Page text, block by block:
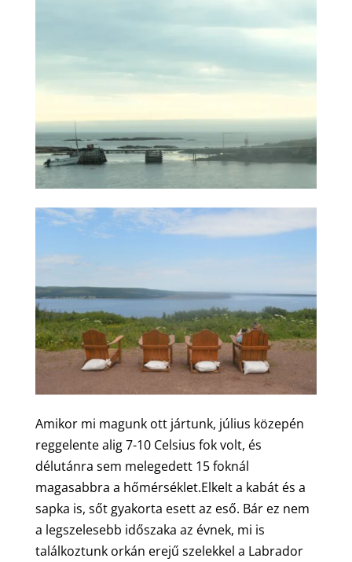
Amikor mi magunk ott jártunk, július közepén
reggelente alig 7-10 Celsius fok volt, és
délutánra sem melegedett 15 foknál
magasabbra a hőmérséklet.Elkelt a kabát és a
sapka is, sőt gyakorta esett az eső. Bár ez nem
a legszelesebb időszaka az évnek, mi is
találkoztunk orkán erejű szelekkel a Labrador